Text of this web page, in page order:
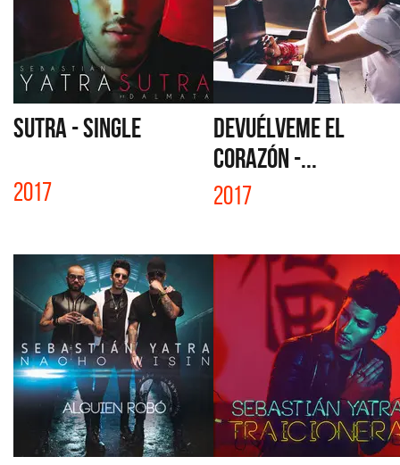
SUTRA - SINGLE
2017
DEVUÉLVEME EL
CORAZÓN -...
2017